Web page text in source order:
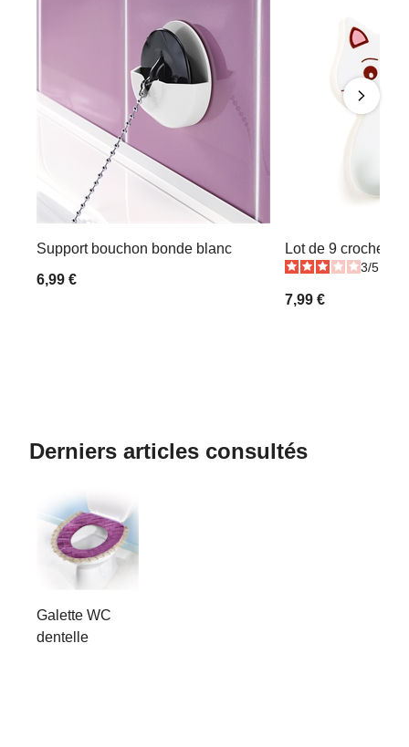
Support bouchon bonde blanc
6,99 €
Lot de 9 crochets
3/5
7,99 €
Derniers articles consultés
Galette WC
dentelle